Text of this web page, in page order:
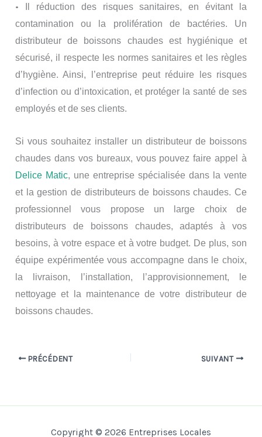
•
Il réduction des risques sanitaires, en évitant la
contamination ou la prolifération de bactéries. Un
distributeur de boissons chaudes est hygiénique et
sécurisé, il respecte les normes sanitaires et les règles
d’hygiène. Ainsi, l’entreprise peut réduire les risques
d’infection ou d’intoxication, et protéger la santé de ses
employés et de ses clients.
Si vous souhaitez installer un distributeur de boissons
chaudes dans vos bureaux, vous pouvez faire appel à
Delice Matic, une entreprise spécialisée dans la vente
et la gestion de distributeurs de boissons chaudes. Ce
professionnelvous propose un large choix de
distributeurs de boissons chaudes, adaptés à vos
besoins, à votre espace et à votre budget. De plus, son
équipe expérimentéevous accompagne dans le choix,
la livraison, l’installation, l’approvisionnement, le
nettoyage et la maintenance de votre distributeur de
boissons chaudes.
PRÉCÉDENT SUIVANT
Copyright © 2026 Entreprises Locales